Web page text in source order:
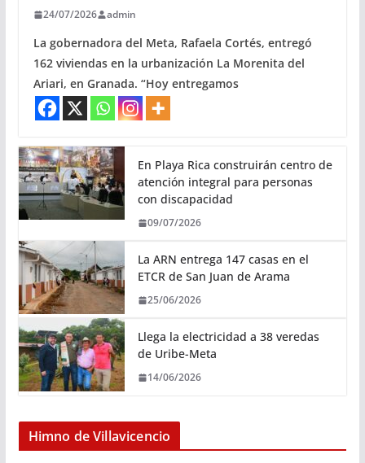
24/07/2026 admin
La gobernadora del Meta, Rafaela Cortés, entregó
162 viviendas en la urbanización La Morenita del
Ariari, en Granada. “Hoy entregamos
En Playa Rica construirán centro de
atención integral para personas
con discapacidad
09/07/2026
La ARN entrega 147 casas en el
ETCR de San Juan de Arama
25/06/2026
Llega la electricidad a 38 veredas
de Uribe-Meta
14/06/2026
Himno de Villavicencio